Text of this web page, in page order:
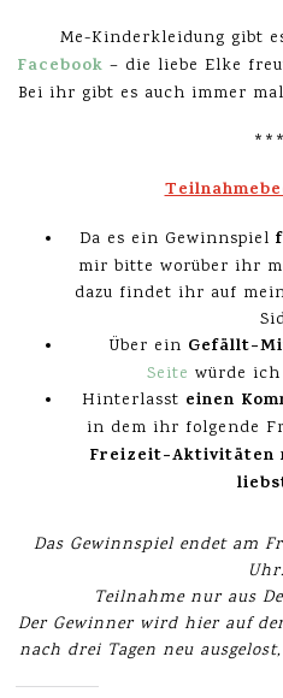
Me-Kinderkleidung gibt
Facebook – die liebe Elke
Bei ihr gibt es auch immer
***
Da es ein Gewinnspiel
mir bitte worüber ihr
dazu findet ihr auf
Über ein Gefällt-
Seite würde
Hinterlasst einen
in dem ihr folgende
Freizeit-Aktivitäten
Das Gewinnspiel endet am
Uhr.
Teilnahme nur aus
Der Gewinner wird hier auf
nach drei Tagen neu